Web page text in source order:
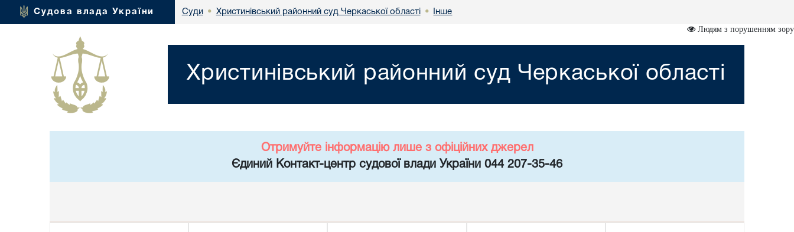
Судова влада України Суди • Христинівський районний суд Черкаської області • Інше
Людям з порушенням зору
Христинівський районний суд Черкаської області
Отримуйте інформацію лише з офіційних джерел
Єдиний Контакт-центр судової влади України 044 207-35-46